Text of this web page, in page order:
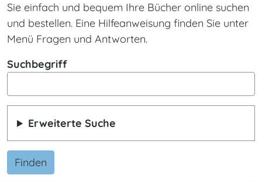
Sie einfach und bequem Ihre Bücher online suchen
und bestellen. Eine Hilfeanweisung finden Sie unter
Menü Fragen und Antworten.
Suchbegriff
Erweiterte Suche
Finden